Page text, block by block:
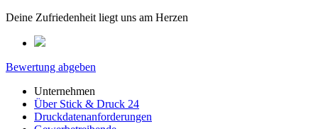
Deine Zufriedenheit liegt uns am Herzen
Bewertung abgeben
Unternehmen
Über Stick & Druck 24
Druckdatenanforderungen